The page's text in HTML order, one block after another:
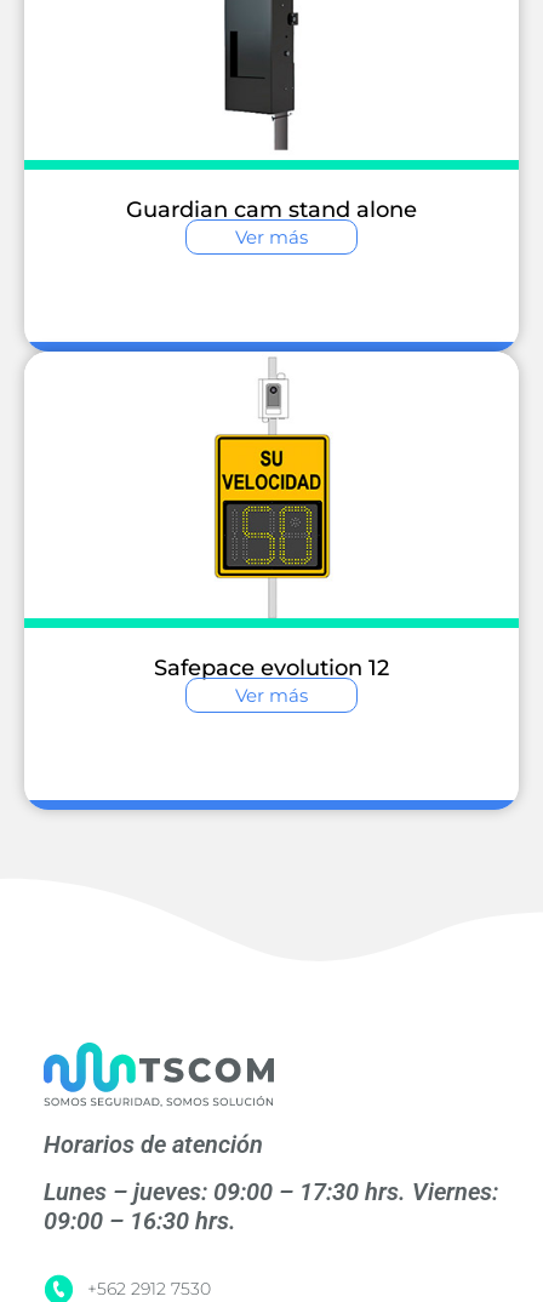
Guardian cam stand alone
Ver más
Safepace evolution 12
Ver más
Horarios de atención
Lunes – jueves: 09:00 – 17:30 hrs. Viernes:
09:00 – 16:30 hrs.
+562 2912 7530